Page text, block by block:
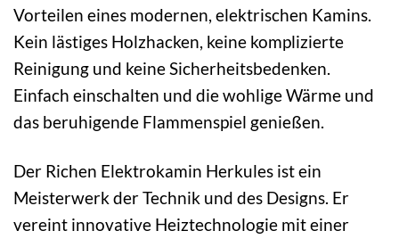
Vorteilen eines modernen, elektrischen Kamins.
Kein lästiges Holzhacken, keine komplizierte
Reinigung und keine Sicherheitsbedenken.
Einfach einschalten und die wohlige Wärme und
das beruhigende Flammenspiel genießen.
Der Richen Elektrokamin Herkules ist ein
Meisterwerk der Technik und des Designs. Er
vereint innovative Heiztechnologie mit einer